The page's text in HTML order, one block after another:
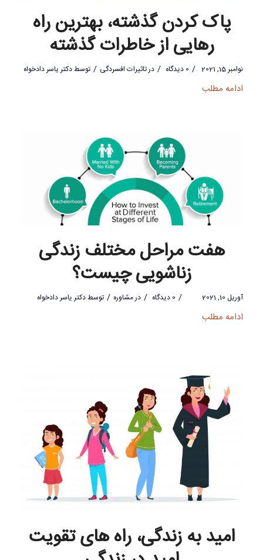
پاک کردن گذشته، بهترین راه
رهایی از خاطرات گذشته
نوامبر 15, 2021 / 0 دیدگاه / درتاثیرات افسردگی / توسطدکتر یاسر دادخواه
ادامه مطلب
هفت مراحل مختلف زندگی
زناشویی چیست؟
آوریل 10, 2021 / 0 دیدگاه / درمشاوره / توسطدکتر یاسر دادخواه
ادامه مطلب
امید به زندگی، راه های تقویت